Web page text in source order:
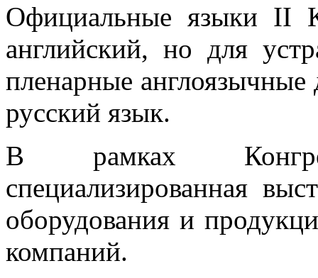
Официальные языки II
английский, но для
пленарные англоязычные
русский язык.
В рамках
специализированная
оборудования и
компаний.